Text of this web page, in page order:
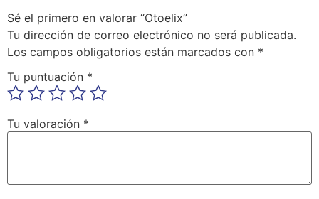
Sé el primero en valorar “Otoelix”
Tu dirección de correo electrónico no será publicada.
Los campos obligatorios están marcados con *
Tu puntuación *
Tu valoración *